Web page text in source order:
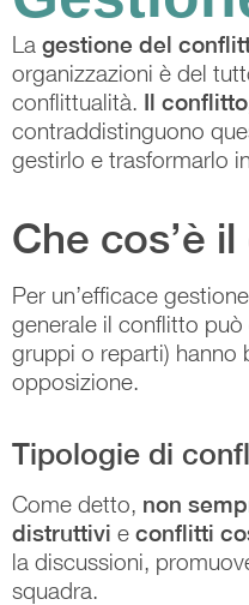
La gestione del
organizzazioni è del
conflittualità. Il
contraddistinguono
gestirlo e trasformarlo
Che cos’è
Per un’efficace
generale il conflitto
gruppi o reparti) hanno
opposizione.
Tipologie di
Come detto, non
distruttivi e conflitti
la discussioni,
squadra.